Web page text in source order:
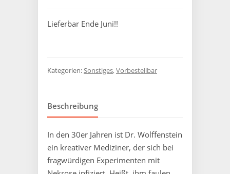
Lieferbar Ende Juni!!
Kategorien:Sonstiges,Vorbestellbar
Beschreibung
In den 30er Jahren ist Dr. Wolffenstein
ein kreativer Mediziner, der sich bei
fragwürdigen Experimenten mit